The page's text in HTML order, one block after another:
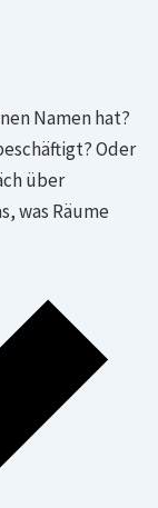
Namen hat?
Oder
über
was Räume